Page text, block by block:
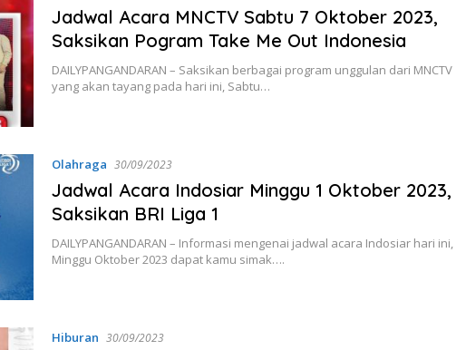
Jadwal Acara MNCTV Sabtu 7 Oktober 2023,
Saksikan Pogram Take Me Out Indonesia
DAILYPANGANDARAN – Saksikan berbagai program unggulan dari MNCTV
yang akan tayang pada hari ini, Sabtu…
Olahraga 30/09/2023
Jadwal Acara Indosiar Minggu 1 Oktober 2023,
Saksikan BRI Liga 1
DAILYPANGANDARAN – Informasi mengenai jadwal acara Indosiar hari ini,
Minggu Oktober 2023 dapat kamu simak….
Hiburan 30/09/2023